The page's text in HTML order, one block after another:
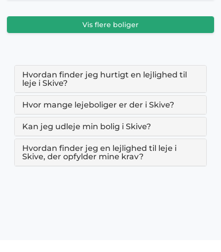
Vis flere boliger
Hvordan finder jeg hurtigt en lejlighed til
leje i Skive?
Hvor mange lejeboliger er der i Skive?
Kan jeg udleje min bolig i Skive?
Hvordan finder jeg en lejlighed til leje i
Skive, der opfylder mine krav?